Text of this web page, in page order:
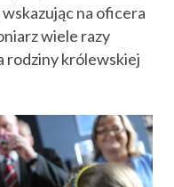
na oficera
wiele razy
rodziny królewskiej